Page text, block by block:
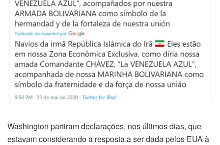
Washington partiram declarações, nos últimos dias, que
estavam considerando a resposta a ser dada pelos EUA à